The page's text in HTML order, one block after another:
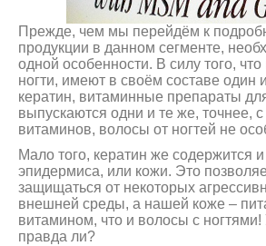
Прежде, чем мы перейдём к
продукции в данном сегменте,
одной особенности. В силу того,
ногти, имеют в своём составе один
кератин, витаминные препараты
выпускаются одни и те же, точнее, с
витаминов, волосы от ногтей не
Мало того, кератин же содержится
эпидермиса, или кожи. Это
защищаться от некоторых
внешней среды, а нашей коже –
витамином, что и волосы с ногтями!
правда ли?